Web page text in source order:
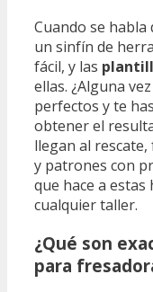
Cuando se
un sinfín de
fácil, y las
ellas. ¿Alguna
perfectos y te
obtener el
llegan al
y patrones con
que hace a
cualquier taller.
¿Qué son
para